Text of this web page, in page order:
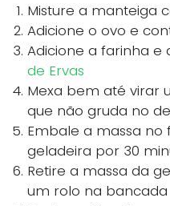
Misture a manteiga
Adicione o ovo e
Adicione a farinha e
de Ervas
Mexa bem até virar
que não gruda no
Embale a massa no
geladeira por 30
Retire a massa da
um rolo na bancada